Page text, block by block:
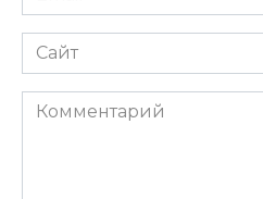
*
Сайт
Комментарий